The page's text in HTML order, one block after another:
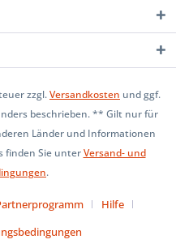
zzgl.Versandkosten und ggf.
beschrieben. ** Gilt nur für
Länder und Informationen
finden Sie unterVersand- und
.
Hilfe